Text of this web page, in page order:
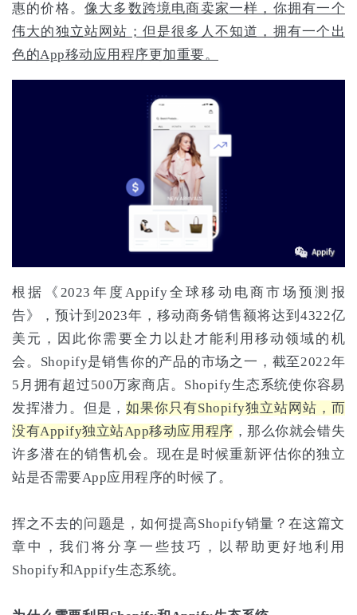
惠的价格。像大多数跨境电商卖家一样，你拥有一个
伟大的独立站网站；但是很多人不知道，拥有一个出
色的App移动应用程序更加重要。
根据《2023年度Appify全球移动电商市场预测报
告》，预计到2023年，移动商务销售额将达到4322亿
美元，因此你需要全力以赴才能利用移动领域的机
会。Shopify是销售你的产品的市场之一，截至2022年
5月拥有超过500万家商店。Shopify生态系统使你容易
发挥潜力。但是，如果你只有Shopify独立站网站，而
没有Appify独立站App移动应用程序 ，那么你就会错失
许多潜在的销售机会。现在是时候重新评估你的独立
站是否需要App应用程序的时候了。
挥之不去的问题是，如何提高Shopify销量？在这篇文
章中，我们将分享一些技巧，以帮助更好地利用
Shopify和Appify生态系统。